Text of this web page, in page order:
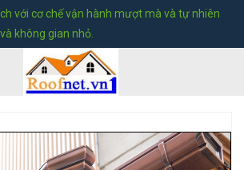
với cơ chế vận hành mượt mà và tự nhiên
không gian nhỏ.